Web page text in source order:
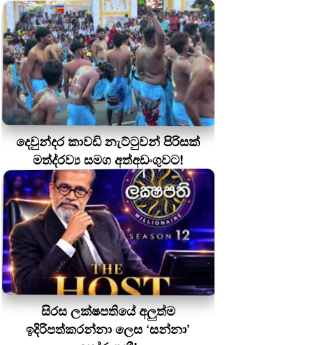
දෙවුන්දර කාවඩි නැට්ටුවන් පිරිසක්
මත්ද‍්‍රව්‍ය සමග අත්අඩංගුවට!
සිරස ලක්ෂපතියේ අලුත්ම
ඉදිරිපත්කරන්නා ලෙස ‘සන්නා’